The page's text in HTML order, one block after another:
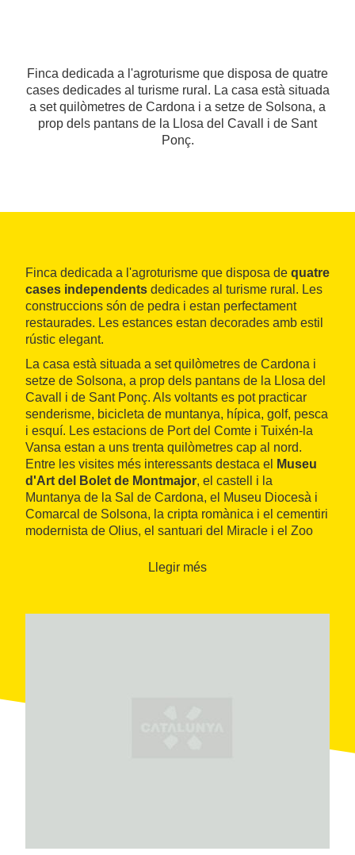
Finca dedicada a l'agroturisme que disposa de quatre
cases dedicades al turisme rural. La casa està situada
a set quilòmetres de Cardona i a setze de Solsona, a
prop dels pantans de la Llosa del Cavall i de Sant
Ponç.
Finca dedicada a l'agroturisme que disposa de quatre
cases independents dedicades al turisme rural. Les
construccions són de pedra i estan perfectament
restaurades. Les estances estan decorades amb estil
rústic elegant.
La casa està situada a set quilòmetres de Cardona i
setze de Solsona, a prop dels pantans de la Llosa del
Cavall i de Sant Ponç. Als voltants es pot practicar
senderisme, bicicleta de muntanya, hípica, golf, pesca
i esquí. Les estacions de Port del Comte i Tuixén-la
Vansa estan a uns trenta quilòmetres cap al nord.
Entre les visites més interessants destaca el
Museu
d'Art del Bolet de Montmajor, el castell i la
Muntanya de la Sal de Cardona, el Museu Diocesà i
Comarcal de Solsona, la cripta romànica i el cementiri
modernista de Olius, el santuari del Miracle i el Zoo
Llegir més